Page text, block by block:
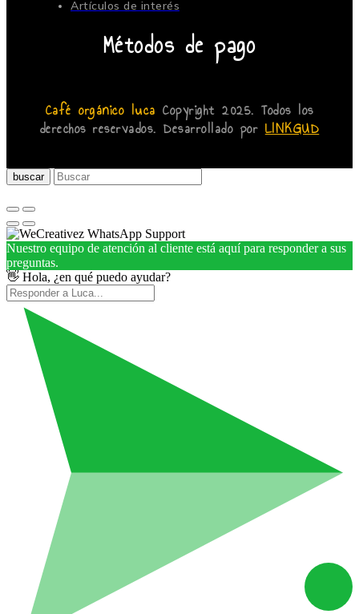
Artículos de interés
Métodos de pago
Café orgánico luca Copyright 2025. Todos los
derechos reservados. Desarrollado por LINKGUD
buscar
Nuestro equipo de atención al cliente está aquí para responder a sus
preguntas.
👋 Hola, ¿en qué puedo ayudar?